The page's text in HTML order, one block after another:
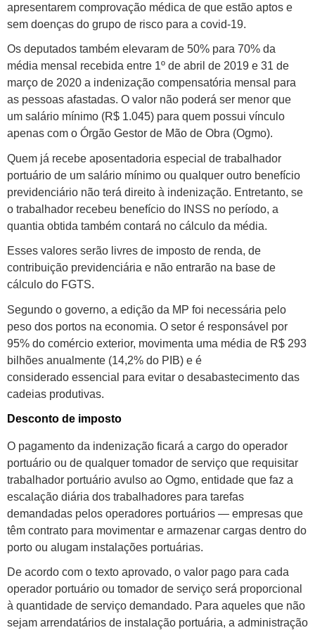
apresentarem comprovação médica de que estão aptos e
sem doenças do grupo de risco para a covid-19.
Os deputados também elevaram de 50% para 70% da
média mensal recebida entre 1º de abril de 2019 e 31 de
março de 2020 a indenização compensatória mensal para
as pessoas afastadas. O valor não poderá ser menor que
um salário mínimo (R$ 1.045) para quem possui vínculo
apenas com o Órgão Gestor de Mão de Obra (Ogmo).
Quem já recebe aposentadoria especial de trabalhador
portuário de um salário mínimo ou qualquer outro benefício
previdenciário não terá direito à indenização. Entretanto, se
o trabalhador recebeu benefício do INSS no período, a
quantia obtida também contará no cálculo da média.
Esses valores serão livres de imposto de renda, de
contribuição previdenciária e não entrarão na base de
cálculo do FGTS.
Segundo o governo, a edição da MP foi necessária pelo
peso dos portos na economia. O setor é responsável por
95% do comércio exterior, movimenta uma média de R$ 293
bilhões anualmente (14,2% do PIB) e é
considerado essencial para evitar o desabastecimento das
cadeias produtivas.
Desconto de imposto
O pagamento da indenização ficará a cargo do operador
portuário ou de qualquer tomador de serviço que requisitar
trabalhador portuário avulso ao Ogmo, entidade que faz a
escalação diária dos trabalhadores para tarefas
demandadas pelos operadores portuários — empresas que
têm contrato para movimentar e armazenar cargas dentro do
porto ou alugam instalações portuárias.
De acordo com o texto aprovado, o valor pago para cada
operador portuário ou tomador de serviço será proporcional
à quantidade de serviço demandado. Para aqueles que não
sejam arrendatários de instalação portuária, a administração